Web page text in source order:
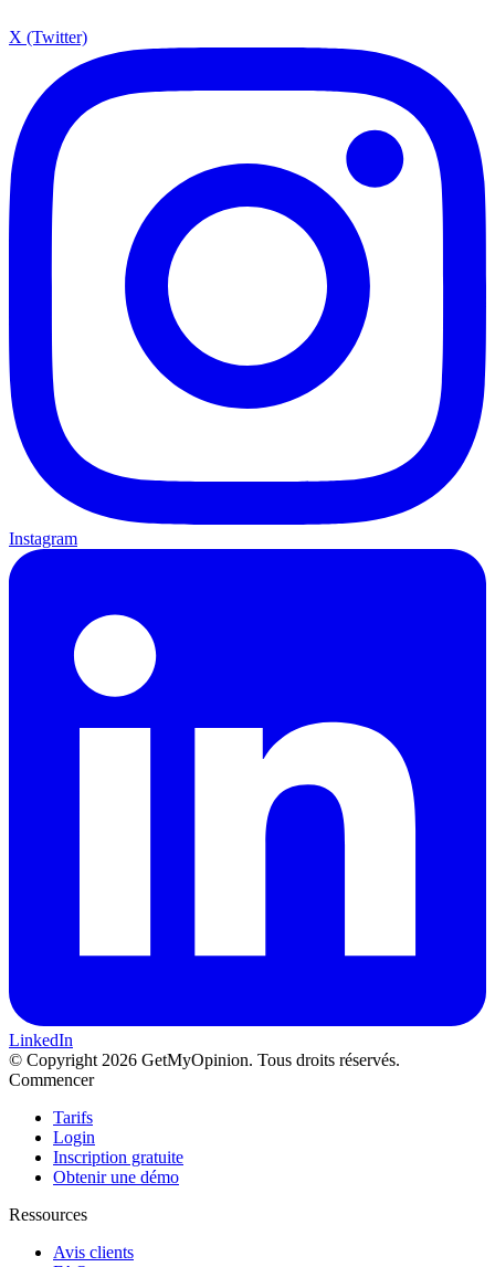
X (Twitter)
Instagram
LinkedIn
© Copyright 2026 GetMyOpinion. Tous droits réservés.
Commencer
Tarifs
Login
Inscription gratuite
Obtenir une démo
Ressources
Avis clients